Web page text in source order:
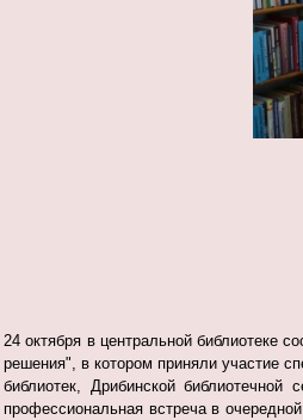
24 октября в центральной библиотеке
решения", в котором приняли участие
библиотек, Дрибинской
профессиональная встреча в